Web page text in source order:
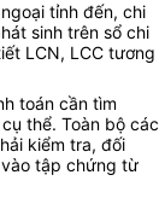
tỉnh đến, chi
sinh trên sổ chi
LCN, LCC tương
toán cần tìm
thể. Toàn bộ các
kiểm tra, đối
tập chứng từ